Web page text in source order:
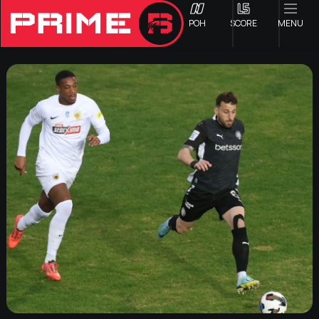
ΡΟΗ SCORE MENU
ΟΦΗ
Γ ΕΘΝΙΚΗ
Α1 ΕΠΣΗ
Α2 ΕΠΣΗ
Β1 ΕΠΣΗ
Β2 ΕΠΣΗ